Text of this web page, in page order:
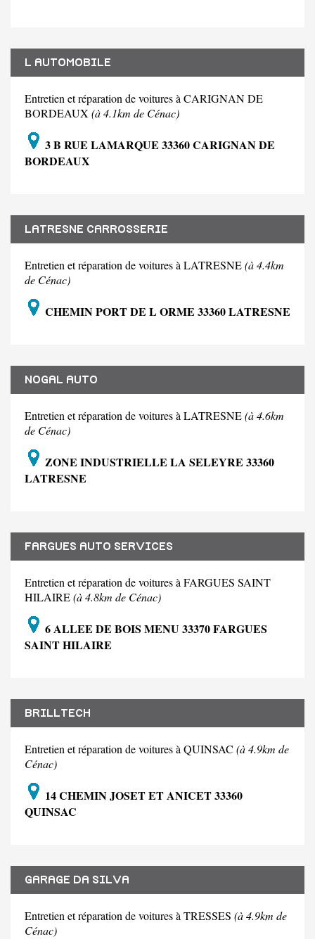
L AUTOMOBILE
Entretien et réparation de voitures à CARIGNAN DE
BORDEAUX (à 4.1km de Cénac)
3 B RUE LAMARQUE 33360 CARIGNAN DE
BORDEAUX
LATRESNE CARROSSERIE
Entretien et réparation de voitures à LATRESNE(à 4.4km
de Cénac)
CHEMIN PORT DE L ORME 33360 LATRESNE
NOGAL AUTO
Entretien et réparation de voitures à LATRESNE(à 4.6km
de Cénac)
ZONE INDUSTRIELLE LA SELEYRE 33360
LATRESNE
FARGUES AUTO SERVICES
Entretien et réparation de voitures à FARGUES SAINT
HILAIRE(à 4.8km de Cénac)
6 ALLEE DE BOIS MENU 33370 FARGUES
SAINT HILAIRE
BRILLTECH
Entretien et réparation de voitures à QUINSAC (à 4.9km de
Cénac)
14 CHEMIN JOSET ET ANICET 33360
QUINSAC
GARAGE DA SILVA
Entretien et réparation de voitures à TRESSES (à 4.9km de
Cénac)